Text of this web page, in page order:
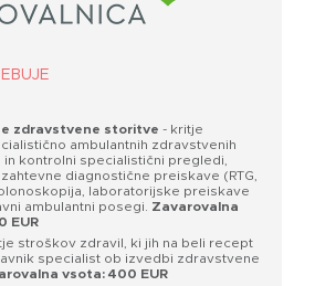
zdravstvene storitve - kritje
ambulantnih zdravstvenih
kontrolni specialistični pregledi,
diagnostične preiskave (RTG,
laboratorijske preiskave
ambulantni posegi. Zavarovalna
EUR
stroškov zdravil, ki jih na beli recept
specialist ob izvedbi zdravstvene
vsota: 400 EUR